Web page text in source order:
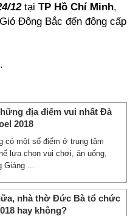
12tại TP Hồ Chí Minh,
Đông Bắc đến đông cấp
địa điểm vui nhất Đà
2018
có một số điểm ở trung tâm
lựa chọn vui chơi, ăn uống,
Giáng ...
nhà thờ Đức Bà tổ chức
hay không?